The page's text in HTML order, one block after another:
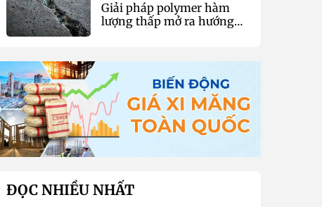
Giải pháp polymer hàm
lượng thấp mở ra hướng
ĐỌC NHIỀU NHẤT